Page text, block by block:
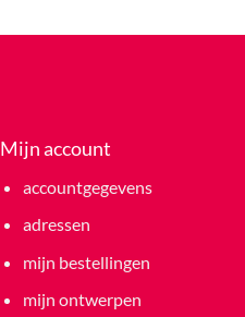
Mijn account
accountgegevens
adressen
mijn bestellingen
mijn ontwerpen